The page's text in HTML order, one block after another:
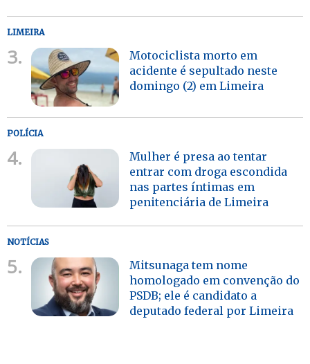
LIMEIRA
3.
Motociclista morto em
acidente é sepultado neste
domingo (2) em Limeira
POLÍCIA
4.
Mulher é presa ao tentar
entrar com droga escondida
nas partes íntimas em
penitenciária de Limeira
NOTÍCIAS
5.
Mitsunaga tem nome
homologado em convenção do
PSDB; ele é candidato a
deputado federal por Limeira